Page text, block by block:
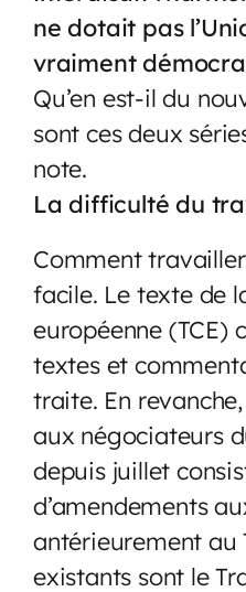
ne dotait pas
vraiment
Qu’en est-il du
sont ces deux
note.
La difficulté du
Comment travailler
facile. Le texte de
européenne (TCE)
textes et
traite. En
aux négociateurs
depuis juillet
d’amendements
antérieurement au
existants sont le